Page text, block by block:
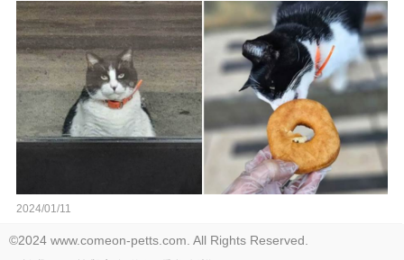
2024/01/11
©2024 www.comeon-petts.com. All Rights Reserved.